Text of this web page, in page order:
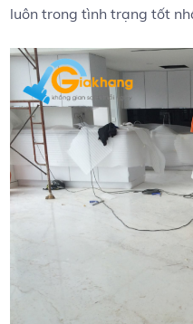
luôn trong tình trạng tốt